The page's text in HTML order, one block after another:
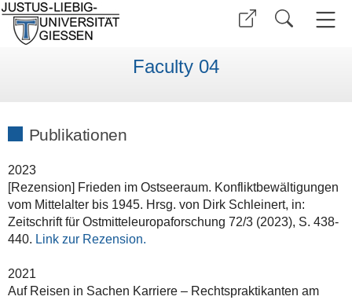
Faculty 04
Publikationen
2023
[Rezension] Frieden im Ostseeraum. Konfliktbewältigungen
vom Mittelalter bis 1945. Hrsg. von Dirk Schleinert, in:
Zeitschrift für Ostmitteleuropaforschung 72/3 (2023), S. 438-
440. Link zur Rezension.
2021
Auf Reisen in Sachen Karriere – Rechtspraktikanten am